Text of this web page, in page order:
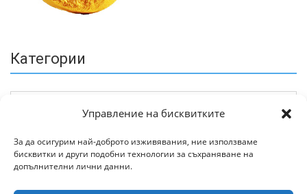
Управление на бисквитките
За да осигурим най-доброто изживявания, ние използваме
бисквитки и други подобни технологии за съхраняване на
допълнителни лични данни.
Категории
Архив